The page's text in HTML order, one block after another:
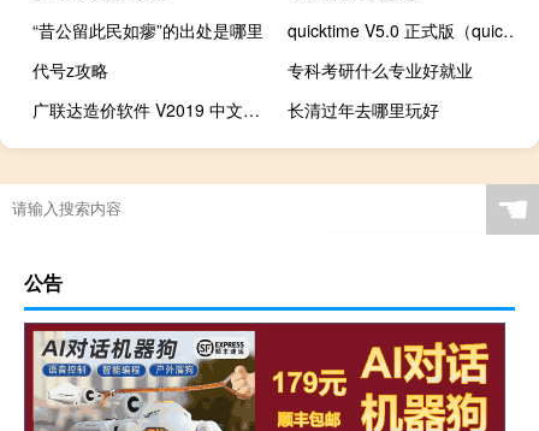
“昔公留此民如瘳”的出处是哪里
quicktime V5.0 正式版（quicktime V5.0 正式版功能简介）
代号z攻略
专科考研什么专业好就业
广联达造价软件 V2019 中文破解版（广联达造价软件 V2019 中文破解版功能简介）
长清过年去哪里玩好
☚
公告